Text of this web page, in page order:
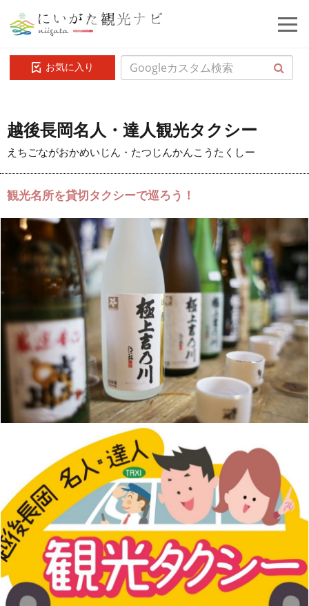
お気に入り
越後長岡名人・達人観光タクシー
えちごながおかめいじん・たつじんかんこうたくしー
観光名所を貸切タクシーで巡ろう！